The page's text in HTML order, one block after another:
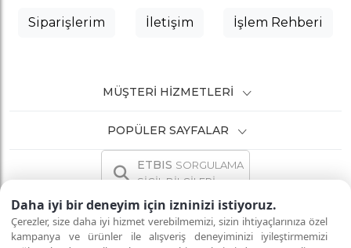
Daha iyi bir deneyim için izninizi istiyoruz.
Çerezler, size daha iyi hizmet verebilmemizi, sizin ihtiyaçlarınıza özel
kampanya ve ürünler ile alışveriş deneyiminizi iyileştirmemizi
Siparişlerim İletişim İşlem Rehberi
MÜŞTERI HIZMETLERI
POPÜLER SAYFALAR
ETBIS SORGULAMA
SİCİL BİLGİLERİ